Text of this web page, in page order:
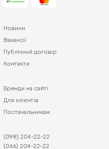
Новини
Вакансії
Публічний договір
Контакти
Бренди на сайті
Для клієнтів
Постачальникам
(098) 204-22-22
(066) 204-22-22